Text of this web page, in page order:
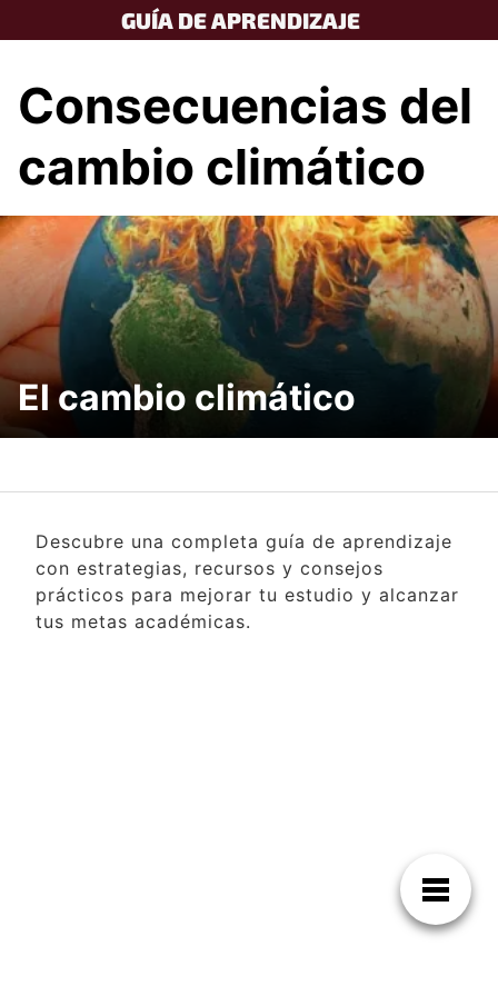
to
GUÍA DE APRENDIZAJE
Consecuencias del
cambio climático
El cambio climático
Descubre una completa guía de aprendizaje
con estrategias, recursos y consejos
prácticos para mejorar tu estudio y alcanzar
tus metas académicas.